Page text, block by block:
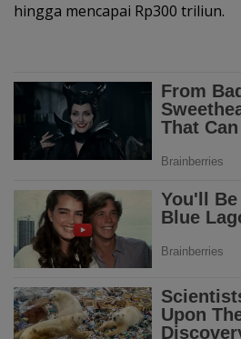
hingga mencapai Rp300 triliun.